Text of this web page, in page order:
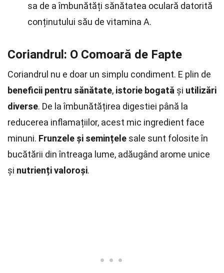
sa de a îmbunătăți sănătatea oculară datorită
conținutului său de vitamina A.
Coriandrul: O Comoară de Fapte
Coriandrul nu e doar un simplu condiment. E plin de
beneficii pentru sănătate, istorie bogată și utilizări
diverse. De la îmbunătățirea digestiei până la
reducerea inflamațiilor, acest mic ingredient face
minuni. Frunzele și semințele sale sunt folosite în
bucătării din întreaga lume, adăugând arome unice
și nutrienți valoroși.